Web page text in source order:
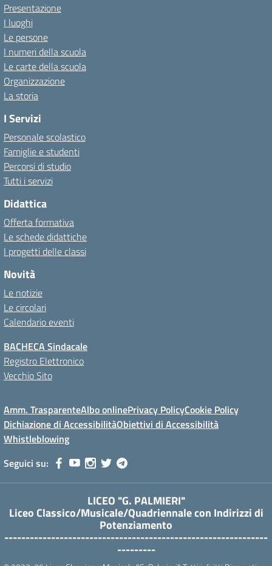
Presentazione
I luoghi
Le persone
I numeri della scuola
Le carte della scuola
Organizzazione
La storia
I Servizi
Personale scolastico
Famiglie e studenti
Percorsi di studio
Tutti i servizi
Didattica
Offerta formativa
Le schede didattiche
I progetti delle classi
Novità
Le notizie
Le circolari
Calendario eventi
BACHECA Sindacale
Registro Elettronico
Vecchio Sito
Amm. TrasparenteAlbo onlinePrivacy PolicyCookie Policy
Dichiazione di AccessibilitàObiettivi di Accessibilità
Whistleblowing
Seguici su:
LICEO "G. PALMIERI"
Liceo Classico/Musicale/Quadriennale con Indirizzi di
Potenziamento
--------------------------------------------------------------
---------